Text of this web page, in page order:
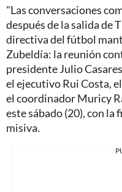
"Las conversaciones
después de la salida de
directiva del fútbol
Zubeldía: la reunión
presidente Julio
el ejecutivo Rui Costa,
el coordinador Muricy
este sábado (20), con la
misiva.